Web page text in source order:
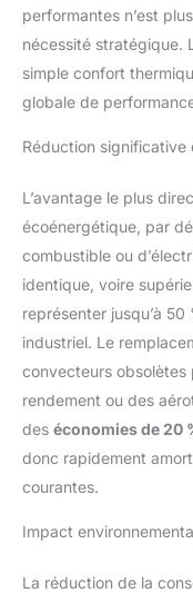
performantes n’est
nécessité stratégique.
simple confort
globale de
Réduction significative
L’avantage le plus
écoénergétique, par
combustible ou
identique, voire
représenter jusqu’à
industriel. Le
convecteurs obsolètes
rendement ou des
des économies de 20
donc rapidement
courantes.
Impact
La réduction de la